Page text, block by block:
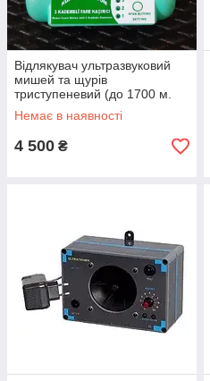
Відлякувач ультразвуковий
мишей та щурів
триступеневий (до 1700 м.
кв)
Немає в наявності
4 500 ₴